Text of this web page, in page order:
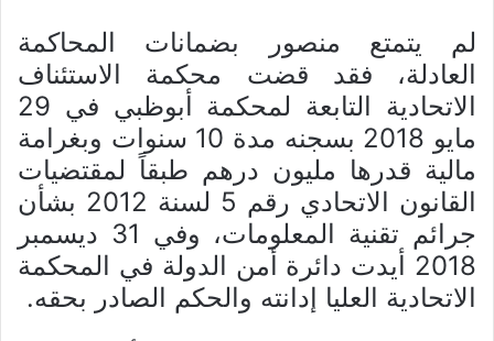
لم يتمتع منصور بضمانات المحاكمة
العادلة، فقد قضت محكمة الاستئناف
الاتحادية التابعة لمحكمة أبوظبي في 29
مايو 2018 بسجنه مدة 10 سنوات وبغرامة
مالية قدرها مليون درهم طبقاً لمقتضيات
القانون الاتحادي رقم 5 لسنة 2012 بشأن
جرائم تقنية المعلومات، وفي 31 ديسمبر
2018 أيدت دائرة أمن الدولة في المحكمة
الاتحادية العليا إدانته والحكم الصادر بحقه.